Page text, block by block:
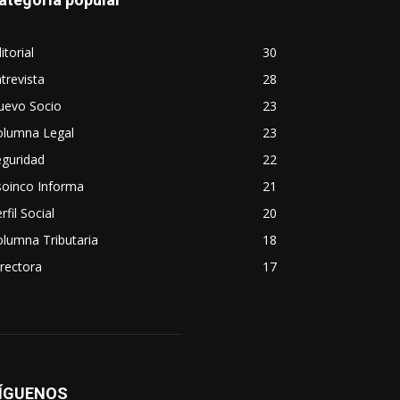
30
28
Socio
23
Legal
23
22
Informa
21
Social
20
Tributaria
18
17